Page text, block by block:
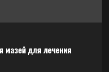
мазей для лечения